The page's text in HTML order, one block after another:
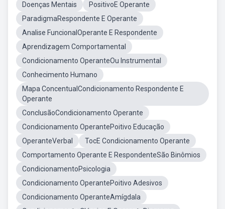
Doenças Mentais
PositivoE Operante
ParadigmaRespondente E Operante
Analise FuncionalOperante E Respondente
Aprendizagem Comportamental
Condicionamento OperanteOu Instrumental
Conhecimento Humano
Mapa ConcentualCondicionamento Respondente E
Operante
ConclusãoCondicionamento Operante
Condicionamento OperantePoitivo Educação
OperanteVerbal
TocE Condicionamento Operante
Comportamento Operante E RespondenteSão Binômios
CondicionamentoPsicologia
Condicionamento OperantePoitivo Adesivos
Condicionamento OperanteAmígdala